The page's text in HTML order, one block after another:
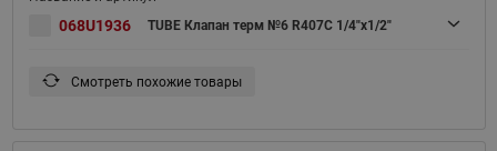
068U1936 TUBE Клапан терм №6 R407C 1/4"x1/2"
Смотреть похожие товары